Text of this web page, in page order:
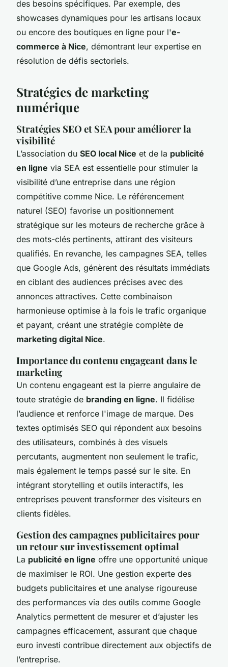
des besoins spécifiques. Par exemple, des
showcases dynamiques pour les artisans locaux
ou encore des boutiques en ligne pour l'e-
commerce à Nice, démontrant leur expertise en
résolution de défis sectoriels.
Stratégies de marketing
numérique
Stratégies SEO et SEA pour améliorer la
visibilité
L’association du SEO local Nice et de la publicité
en ligne via SEA est essentielle pour stimuler la
visibilité d’une entreprise dans une région
compétitive comme Nice. Le référencement
naturel (SEO) favorise un positionnement
stratégique sur les moteurs de recherche grâce à
des mots-clés pertinents, attirant des visiteurs
qualifiés. En revanche, les campagnes SEA, telles
que Google Ads, génèrent des résultats immédiats
en ciblant des audiences précises avec des
annonces attractives. Cette combinaison
harmonieuse optimise à la fois le trafic organique
et payant, créant une stratégie complète de
marketing digital Nice.
Importance du contenu engageant dans le
marketing
Un contenu engageant est la pierre angulaire de
toute stratégie de branding en ligne. Il fidélise
l’audience et renforce l'image de marque. Des
textes optimisés SEO qui répondent aux besoins
des utilisateurs, combinés à des visuels
percutants, augmentent non seulement le trafic,
mais également le temps passé sur le site. En
intégrant storytelling et outils interactifs, les
entreprises peuvent transformer des visiteurs en
clients fidèles.
Gestion des campagnes publicitaires pour
un retour sur investissement optimal
La publicité en ligne offre une opportunité unique
de maximiser le ROI. Une gestion experte des
budgets publicitaires et une analyse rigoureuse
des performances via des outils comme Google
Analytics permettent de mesurer et d’ajuster les
campagnes efficacement, assurant que chaque
euro investi contribue directement aux objectifs de
l’entreprise.